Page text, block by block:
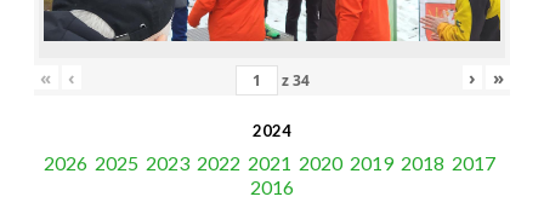
« ‹ z34 › »
2024
2026 2025 2023 2022 2021 2020 2019 2018 2017
2016